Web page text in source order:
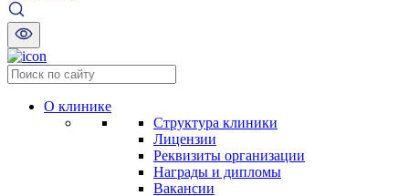
О клинике
Структура клиники
Лицензии
Реквизиты организации
Награды и дипломы
Вакансии